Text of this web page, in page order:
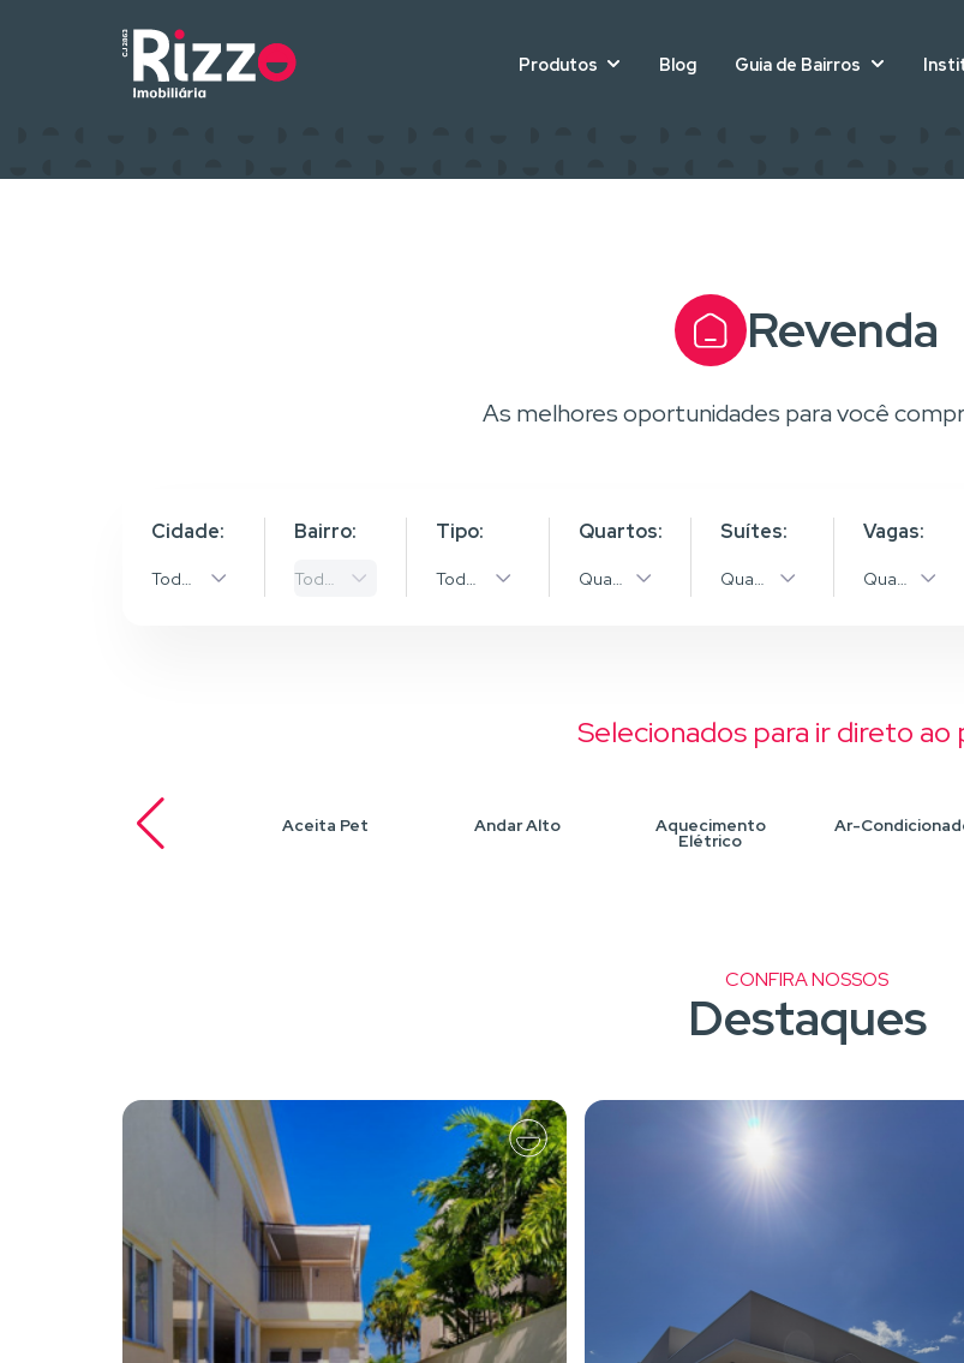
Produtos Blog Guia de Bairros
Revenda
As melhores oportunidades para você
Cidade:
Todas as Cidades
Bairro:
Todos os bairros
Tipo:
Todos os Tipos
Quartos:
Quantidade
Suítes:
Quantidade
Vagas:
Quantidade
Selecionados para ir direto ao
Aceita Pet Andar Alto Aquecimento
Elétrico
Ar-
CONFIRA NOSSOS
Destaques